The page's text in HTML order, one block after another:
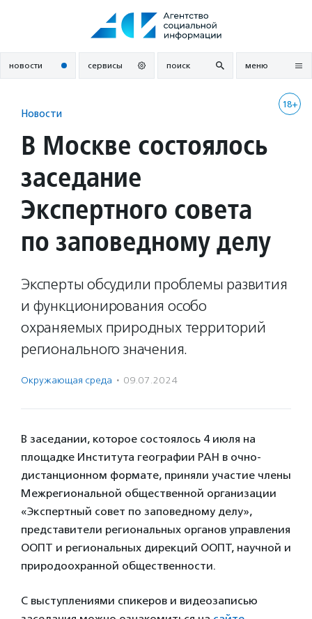
новости сервисы поиск меню
18+
Новости
В Москве состоялось
заседание
Экспертного совета
по заповедному делу
Эксперты обсудили проблемы развития
и функционирования особо
охраняемых природных территорий
регионального значения.
Окружающая среда · 09.07.2024
В заседании, которое состоялось 4 июля на
площадке Института географии РАН в очно-
дистанционном формате, приняли участие члены
Межрегиональной общественной организации
«Экспертный совет по заповедному делу»,
представители региональных органов управления
ООПТ и региональных дирекций ООПТ, научной и
природоохранной общественности.
С выступлениями спикеров и видеозаписью